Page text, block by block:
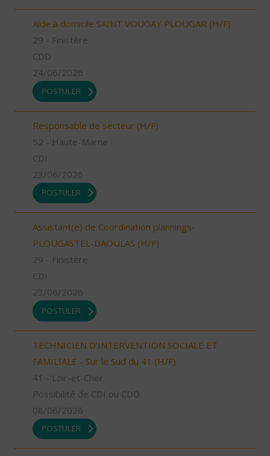
Aide à domicile SAINT VOUGAY PLOUGAR (H/F)
29 - Finistère
CDD
24/06/2026
POSTULER
Responsable de secteur (H/F)
52 - Haute-Marne
CDI
23/06/2026
POSTULER
Assistant(e) de Coordination plannings-
PLOUGASTEL-DAOULAS (H/F)
29 - Finistère
CDI
23/06/2026
POSTULER
TECHNICIEN D’INTERVENTION SOCIALE ET
FAMILIALE - Sur le Sud du 41 (H/F)
41 - Loir-et-Cher
Possibilité de CDI ou CDD
08/06/2026
POSTULER